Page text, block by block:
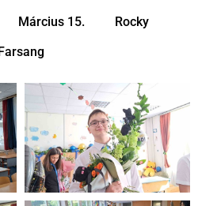
Március 15.
Rocky